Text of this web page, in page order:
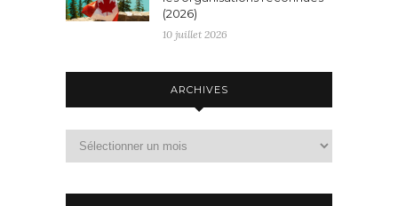
(2026)
10 juillet 2026
ARCHIVES